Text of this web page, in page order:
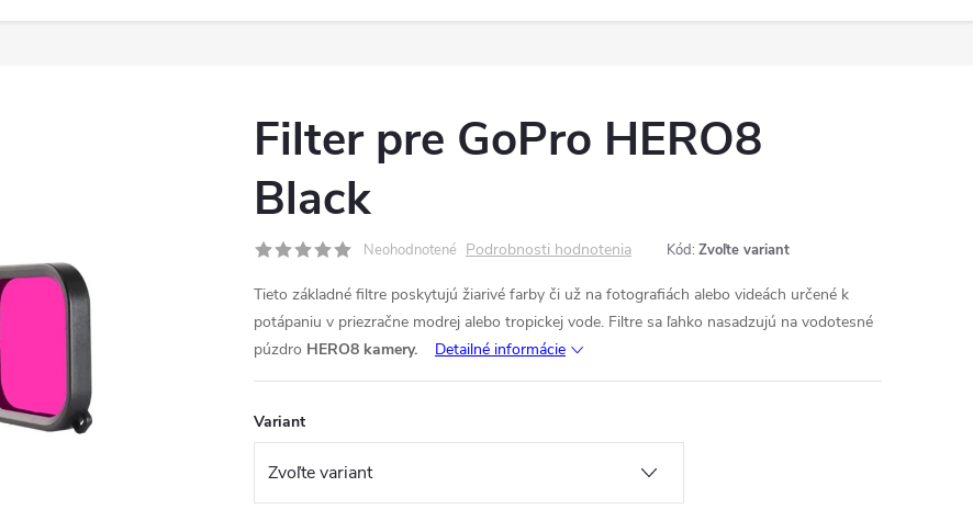
Filter pre GoPro HERO8
Black
Neohodnotené Podrobnosti hodnotenia Kód: Zvoľte variant
Tieto základné filtre poskytujú žiarivé farby či už na fotografiách alebo videách určené k
potápaniu v priezračne modrej alebo tropickej vode. Filtre sa ľahko nasadzujú na vodotesné
púzdro HERO8 kamery. Detailné informácie
Variant